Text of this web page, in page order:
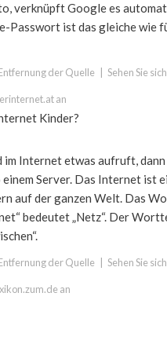
verknüpft Google es
Passwort ist das gleiche wie
der Quelle Sehen Sie
an
Kinder?
im Internet etwas aufruft, dann
einem Server. Das Internet ist
auf der ganzen Welt. Das
bedeutet „Netz“. Der
der Quelle Sehen Sie
an